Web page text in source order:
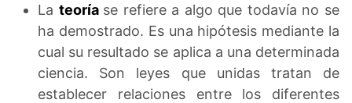
La teoría se refiere a algo que todavía no se
ha demostrado. Es una hipótesis mediante la
cual su resultado se aplica a una determinada
ciencia. Son leyes que unidas tratan de
establecer relaciones entre los diferentes